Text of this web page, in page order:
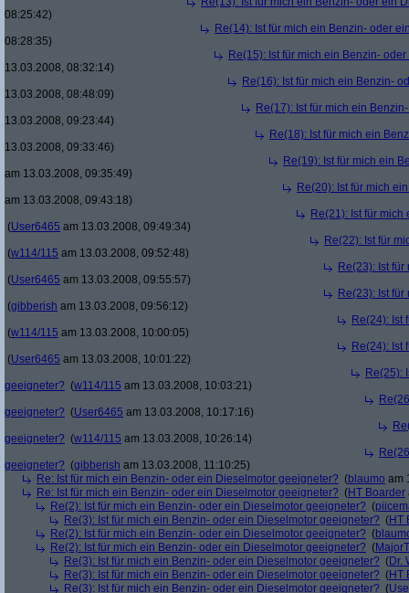
08:25:42)
Re(14): Ist für mich ein Benzin- oder
08:28:35)
Re(15): Ist für mich ein Benzin-
13.03.2008, 08:32:14)
Re(16): Ist für mich ein Benzin-
13.03.2008, 08:48:09)
Re(17): Ist für mich ein
13.03.2008, 09:23:44)
Re(18): Ist für mich ein
13.03.2008, 09:33:46)
Re(19): Ist für mich ein
am 13.03.2008, 09:35:49)
Re(20): Ist für mich
am 13.03.2008, 09:43:18)
Re(21): Ist für
(User6465 am 13.03.2008, 09:49:34)
Re(22): Ist für
(w114/115 am 13.03.2008, 09:52:48)
Re(23): Ist
(User6465 am 13.03.2008, 09:55:57)
Re(23): Ist
(gibberish am 13.03.2008, 09:56:12)
Re(24): Ist
(w114/115 am 13.03.2008, 10:00:05)
Re(24): Ist
(User6465 am 13.03.2008, 10:01:22)
Re(25):
geeigneter? (w114/115 am 13.03.2008, 10:03:21)
geeigneter? (User6465 am 13.03.2008, 10:17:16)
geeigneter? (w114/115 am 13.03.2008, 10:26:14)
geeigneter? (gibberish am 13.03.2008, 11:10:25)
Re: Ist für mich ein Benzin- oder ein Dieselmotor geeigneter? (blaumo am
Re: Ist für mich ein Benzin- oder ein Dieselmotor geeigneter? (HT Boarder
Re(2): Ist für mich ein Benzin- oder ein Dieselmotor geeigneter? (
Re(3): Ist für mich ein Benzin- oder ein Dieselmotor geeigneter? (HT
Re(2): Ist für mich ein Benzin- oder ein Dieselmotor geeigneter? (
Re(2): Ist für mich ein Benzin- oder ein Dieselmotor geeigneter? (
Re(3): Ist für mich ein Benzin- oder ein Dieselmotor geeigneter? (Dr.
Re(3): Ist für mich ein Benzin- oder ein Dieselmotor geeigneter? (HT
Re(3): Ist für mich ein Benzin- oder ein Dieselmotor geeigneter? (